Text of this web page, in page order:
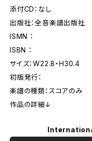
添付CD：なし
出版社：全音楽譜出版社
ISMN ：
ISBN ：
サイズ：W22.8・H30.4
初版発行：
楽譜の種類：スコアのみ
作品の詳細↓